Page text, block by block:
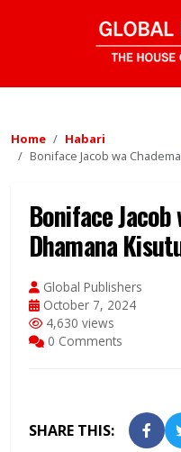
Home
Habari
Boniface Jacob wa
Boniface Jacob
Dhamana
Global Publishers
October 7, 2024
4,630 views
0 Comments
SHARE THIS: